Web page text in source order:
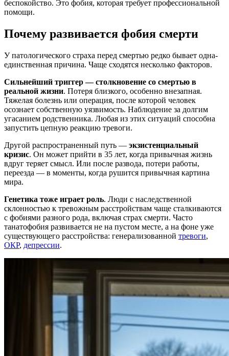
беспокойство. Это фобия, которая требует профессиональной
помощи.
Почему развивается фобия смерти
У патологического страха перед смертью редко бывает одна-
единственная причина. Чаще сходятся несколько факторов.
Сильнейший триггер — столкновение со смертью в
реальной жизни. Потеря близкого, особенно внезапная.
Тяжелая болезнь или операция, после которой человек
осознает собственную уязвимость. Наблюдение за долгим
угасанием родственника. Любая из этих ситуаций способна
запустить цепную реакцию тревоги.
Другой распространенный путь — экзистенциальный
кризис. Он может прийти в 35 лет, когда привычная жизнь
вдруг теряет смысл. Или после развода, потери работы,
переезда — в моменты, когда рушится привычная картина
мира.
Генетика тоже играет роль. Люди с наследственной
склонностью к тревожным расстройствам чаще сталкиваются
с фобиями разного рода, включая страх смерти. Часто
танатофобия развивается не на пустом месте, а на фоне уже
существующего расстройства: генерализованной тревоги,
ОКР, депрессии.